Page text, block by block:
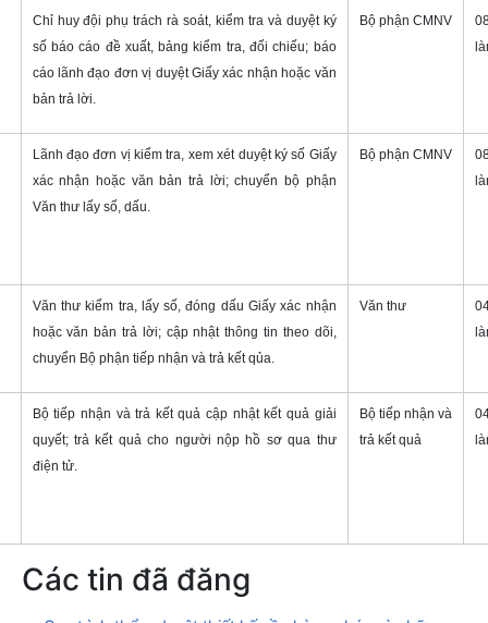
Chỉ huy đội phụ trách rà soát, kiểm tra và duyệt ký
số báo cáo đề xuất, bảng kiểm tra, đối chiếu; báo
cáo lãnh đạo đơn vị duyệt Giấy xác nhận hoặc văn
bản trả lời.
Bộ phận CMNV
Lãnh đạo đơn vị kiểm tra, xem xét duyệt ký số Giấy
xác nhận hoặc văn bản trả lời; chuyển bộ phận
Văn thư lấy số, dấu.
Bộ phận CMNV
Văn thư kiểm tra, lấy số, đóng dấu Giấy xác nhận
hoặc văn bản trả lời; cập nhật thông tin theo dõi,
chuyển Bộ phận tiếp nhận và trả kết qủa.
Văn thư
Bộ tiếp nhận và trả kết quả cập nhật kết quả giải
quyết; trả kết quả cho người nộp hồ sơ qua thư
điện tử.
Bộ tiếp nhận và
trả kết quả
Các tin đã đăng